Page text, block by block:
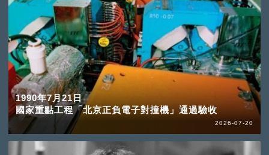
1990年7月21日
國家重點工程「北京正負電子對撞機」通過驗收
2026-07-20